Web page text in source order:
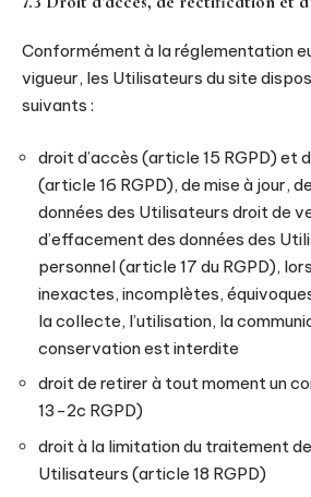
Conformément à la réglementation
vigueur, les Utilisateurs du site
suivants :
droit d’accès (article 15 RGPD) et
(article 16 RGPD), de mise à jour,
données des Utilisateurs droit de
d’effacement des données des
personnel (article 17 du RGPD),
inexactes, incomplètes,
la collecte, l’utilisation, la
conservation est interdite
droit de retirer à tout moment un
13-2c RGPD)
droit à la limitation du traitement
Utilisateurs (article 18 RGPD)